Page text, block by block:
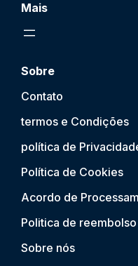
Mais
Sobre
Contato
termos e Condições
política de
Política de Cookies
Acordo de
Politica de reembolso
Sobre nós